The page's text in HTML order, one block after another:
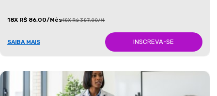
18X R$ 86,00/Mês18X R$ 387,00/Mês
SAIBA MAIS INSCREVA-SE